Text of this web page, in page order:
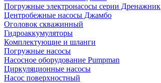
Погружные электронасосы серии Дренажник
Центробежные насосы Джамбо
Оголовок скважинный
Гидроаккумуляторы
Комплектующие и шланги
Погружные насосы
Насосное оборудование Pumpman
Циркуляционные насосы
Насос поверхностный